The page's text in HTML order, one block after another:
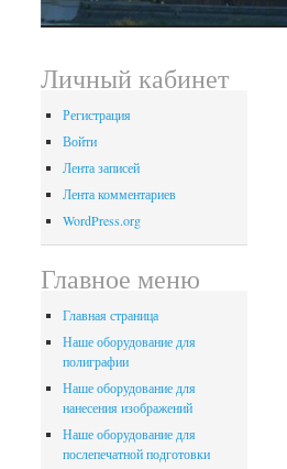
Личный кабинет
Регистрация
Войти
Лента записей
Лента комментариев
WordPress.org
Главное меню
Главная страница
Наше оборудование для
полиграфии
Наше оборудование для
нанесения изображений
Наше оборудование для
послепечатной подготовки